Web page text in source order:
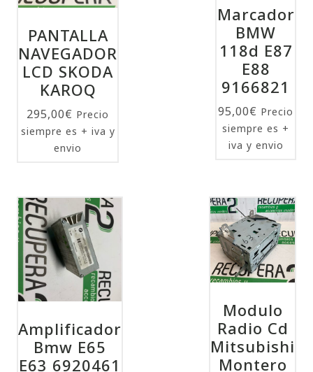
PANTALLA
NAVEGADOR
LCD SKODA
KAROQ
295,00€ Precio
siempre es + iva y
envio
Marcador
BMW
118d E87
E88
9166821
95,00€ Precio
siempre es +
iva y envio
Amplificador
Bmw E65
E63 6920461
Modulo
Radio Cd
Mitsubishi
Montero